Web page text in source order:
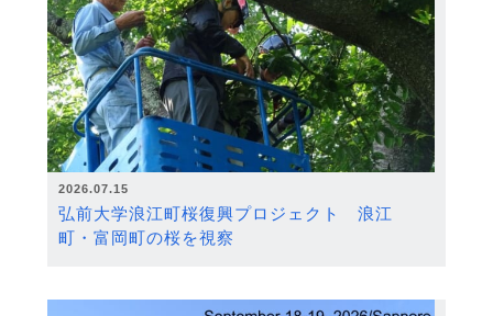
2026.07.15
弘前大学浪江町桜復興プロジェクト 浪江
町・富岡町の桜を視察